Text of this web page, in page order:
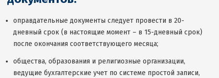
оправдательные документы следует провести в 20-
дневный срок (в настоящие момент – в 15-дневный срок)
после окончания соответствующего месяца;
общества, образования и религиозные организации,
ведущие бухгалтерские учет по системе простой записи,